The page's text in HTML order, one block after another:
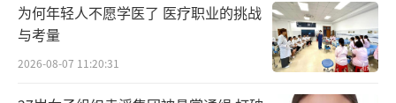
为何年轻人不愿学医了 医疗职业的挑战
与考量
2026-08-07 11:20:31